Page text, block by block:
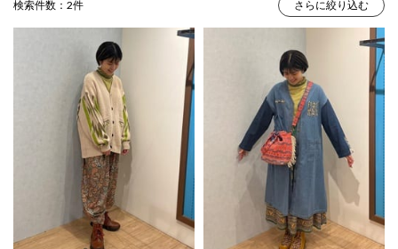
検索件数：2件 さらに絞り込む